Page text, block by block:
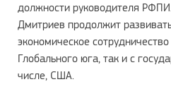
должности руководителя
Дмитриев продолжит
экономическое
Глобального юга, так и с
числе, США.